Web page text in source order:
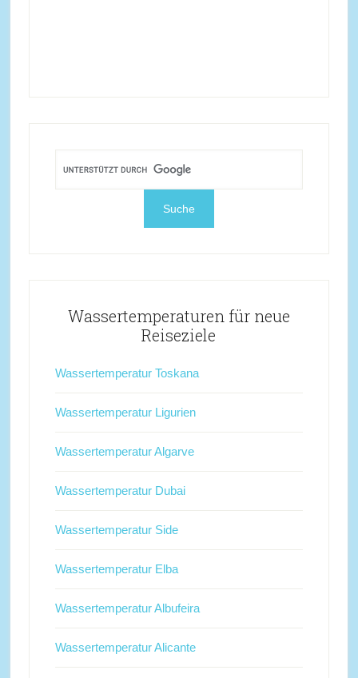
Wassertemperaturen für neue
Reiseziele
Wassertemperatur Toskana
Wassertemperatur Ligurien
Wassertemperatur Algarve
Wassertemperatur Dubai
Wassertemperatur Side
Wassertemperatur Elba
Wassertemperatur Albufeira
Wassertemperatur Alicante